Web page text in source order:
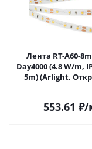
Лента RT-A60-
Day4000 (4.8 W/m,
5m) (Arlight,
553.61 ₽/